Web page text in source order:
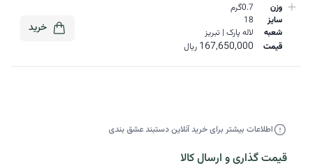
وزن
0.7گرم
سایز
18
شعبه
لاله پارک | تبریز
قیمت
167,650,000 ریال
خرید
اطلاعات بیشتر برای خرید آنلاین دستبند عشق بندی
قیمت گذاری و ارسال کالا